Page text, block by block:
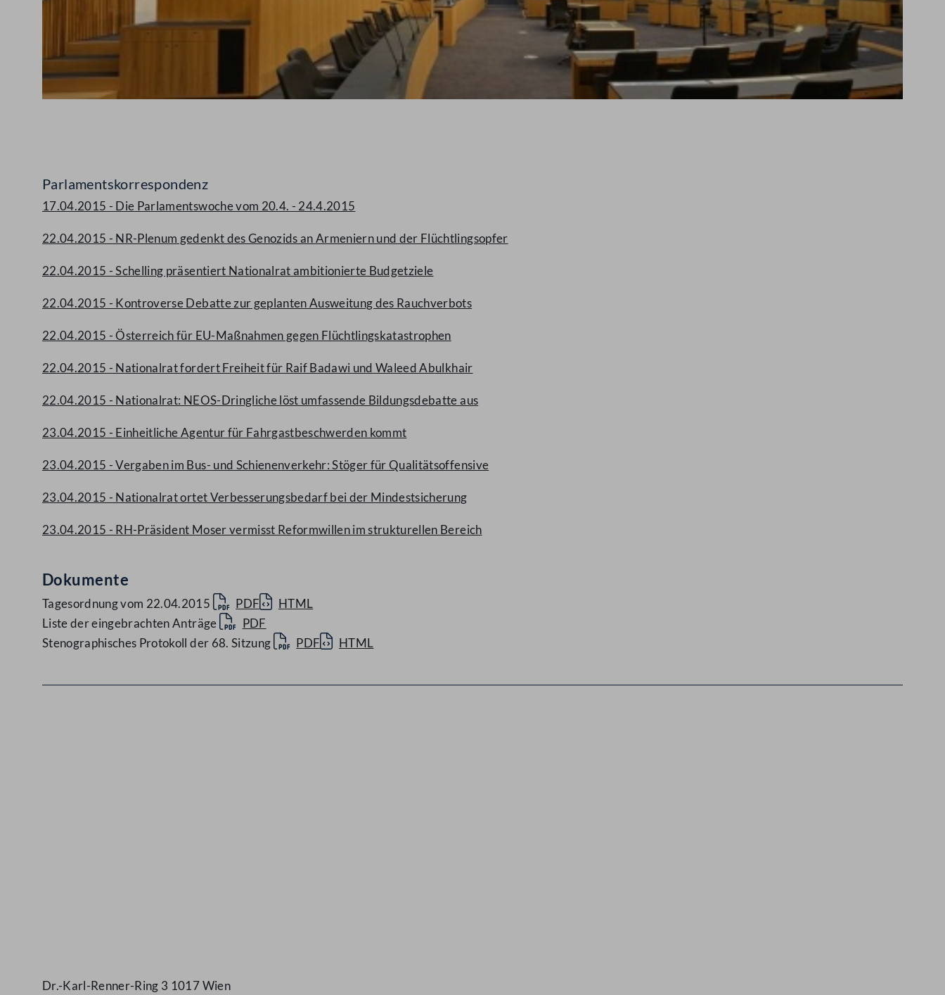
Parlamentskorrespondenz
17.04.2015 - Die Parlamentswoche vom 20.4. - 24.4.2015
22.04.2015 - NR-Plenum gedenkt des Genozids an Armeniern und der Flüchtlingsopfer
22.04.2015 - Schelling präsentiert Nationalrat ambitionierte Budgetziele
22.04.2015 - Kontroverse Debatte zur geplanten Ausweitung des Rauchverbots
22.04.2015 - Österreich für EU-Maßnahmen gegen Flüchtlingskatastrophen
22.04.2015 - Nationalrat fordert Freiheit für Raif Badawi und Waleed Abulkhair
22.04.2015 - Nationalrat: NEOS-Dringliche löst umfassende Bildungsdebatte aus
23.04.2015 - Einheitliche Agentur für Fahrgastbeschwerden kommt
23.04.2015 - Vergaben im Bus- und Schienenverkehr: Stöger für Qualitätsoffensive
23.04.2015 - Nationalrat ortet Verbesserungsbedarf bei der Mindestsicherung
23.04.2015 - RH-Präsident Moser vermisst Reformwillen im strukturellen Bereich
Dokumente
Tagesordnung vom 22.04.2015 PDF
HTML
Liste der eingebrachten Anträge
PDF
Stenographisches Protokoll der 68. Sitzung
PDF HTML
Dr.-Karl-Renner-Ring 3 1017 Wien